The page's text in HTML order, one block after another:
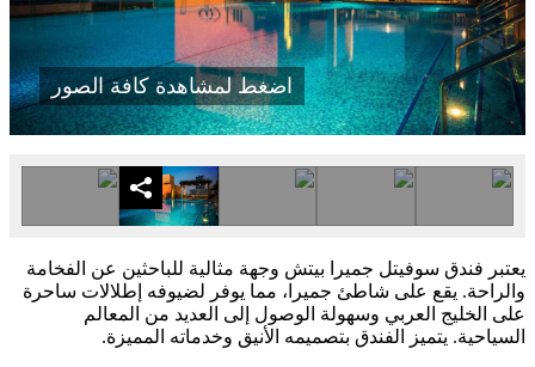
اضغط لمشاهدة كافة الصور
يعتبر فندق سوفيتل جميرا بيتش وجهة مثالية للباحثين عن الفخامة
والراحة. يقع على شاطئ جميرا، مما يوفر لضيوفه إطلالات ساحرة
على الخليج العربي وسهولة الوصول إلى العديد من المعالم
السياحية. يتميز الفندق بتصميمه الأنيق وخدماته المميزة.